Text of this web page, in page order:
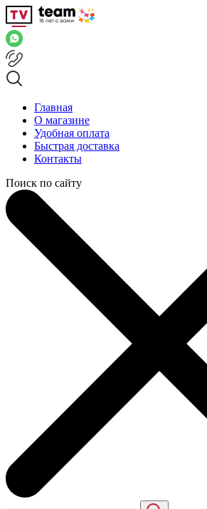
Главная
О магазине
Удобная оплата
Быстрая доставка
Контакты
Поиск по сайту